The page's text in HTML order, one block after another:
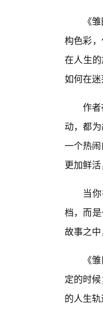
《
构色彩
在人生
如何在
作
动，都
一个热
更加鲜活
当
档，而
故事之
《
定的时
的人生